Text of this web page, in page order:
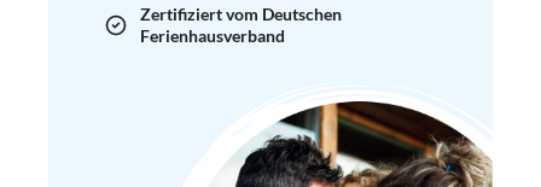
Zertifiziert vom Deutschen
Ferienhausverband